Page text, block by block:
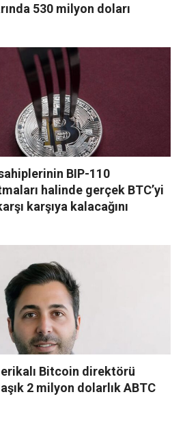
530 milyon doları
BIP-110
halinde gerçek BTC’yi
karşıya kalacağını
Bitcoin direktörü
2 milyon dolarlık ABTC